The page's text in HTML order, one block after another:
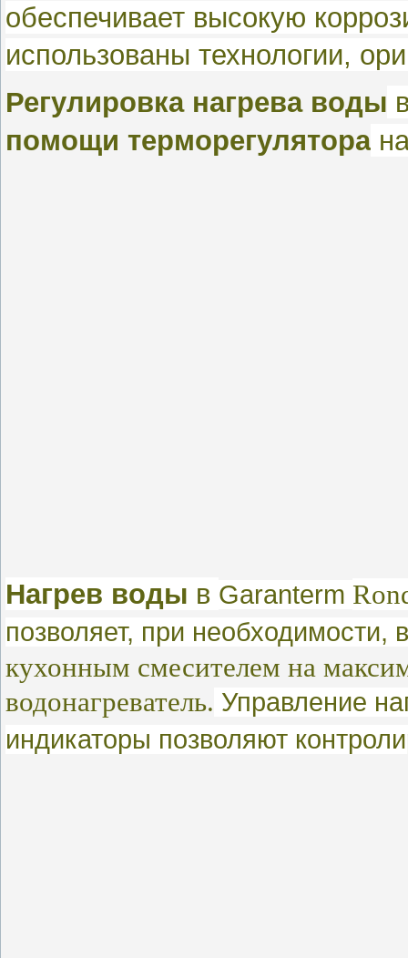
обеспечивает высокую
использованы технологии,
Регулировка нагрева воды
помощи терморегулятора
Нагрев воды в Garanterm
позволяет, при необходимости,
кухонным смесителем на
водонагреватель. Управление
индикаторы позволяют